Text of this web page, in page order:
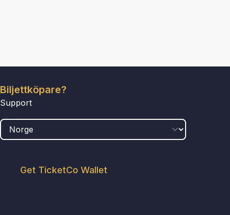
Biljettköpare?
Support
Get TicketCo Wallet